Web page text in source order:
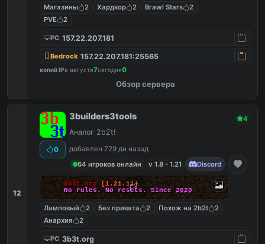
Магазины 2 Хардкор 2 Brawl Stars
2
PVE
2
PC 157.22.207.181
Bedrock 157.22.207.181:25565
копий IPв августе7сегодня0
Обзор сервера
12
0
3builders3tools 4
Аналог 2b2t!
добавлен 729 дн назад
64 игроков онлайн
v 1.8 - 1.21 Discord
3b3t.org
[1.21.11]
No rules. No resets. Since 2020
Ламповый 2 Без привата 2 Похож на 2b2t
2
Анархия
2
PC 3b3t.org